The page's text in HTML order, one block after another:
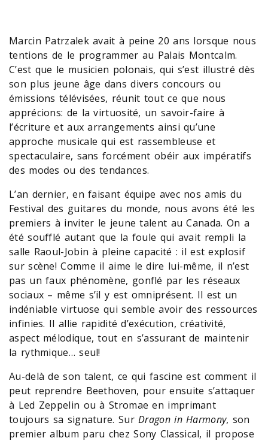
Marcin Patrzalek avait à peine 20 ans lorsque nous
tentions de le programmer au Palais Montcalm.
C’est que le musicien polonais, qui s’est illustré dès
son plus jeune âge dans divers concours ou
émissions télévisées, réunit tout ce que nous
apprécions: de la virtuosité, un savoir-faire à
l’écriture et aux arrangements ainsi qu’une
approche musicale qui est rassembleuse et
spectaculaire, sans forcément obéir aux impératifs
des modes ou des tendances.
L’an dernier, en faisant équipe avec nos amis du
Festival des guitares du monde, nous avons été les
premiers à inviter le jeune talent au Canada. On a
été soufflé autant que la foule qui avait rempli la
salle Raoul-Jobin à pleine capacité : il est explosif
sur scène! Comme il aime le dire lui-même, il n’est
pas un faux phénomène, gonflé par les réseaux
sociaux – même s’il y est omniprésent. Il est un
indéniable virtuose qui semble avoir des ressources
infinies. Il allie rapidité d’exécution, créativité,
aspect mélodique, tout en s’assurant de maintenir
la rythmique… seul!
Au-delà de son talent, ce qui fascine est comment il
peut reprendre Beethoven, pour ensuite s’attaquer
à Led Zeppelin ou à Stromae en imprimant
toujours sa signature. SurDragon in Harmony, son
premier album paru chez Sony Classical, il propose